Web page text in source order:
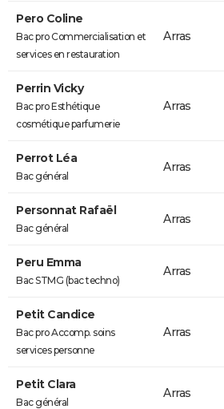
Pero Coline
Bac pro Commercialisation et
services en restauration
Arras
Perrin Vicky
Bac pro Esthétique
cosmétique parfumerie
Arras
Perrot Léa
Bac général
Arras
Personnat Rafaël
Bac général
Arras
Peru Emma
Bac STMG (bac techno)
Arras
Petit Candice
Bac pro Accomp. soins
services personne
Arras
Petit Clara
Bac général
Arras